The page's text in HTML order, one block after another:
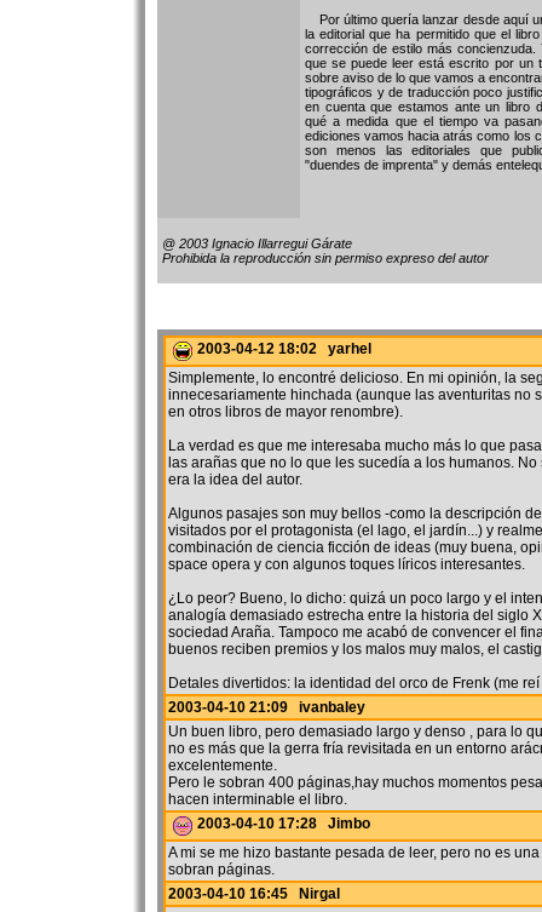
Por último quería lanzar desde aquí
la editorial que ha permitido que el
corrección de estilo más concienzuda.
que se puede leer está escrito por un
sobre aviso de lo que vamos a
tipográficos y de traducción poco
en cuenta que estamos ante un libro
qué a medida que el tiempo va
ediciones vamos hacia atrás como los
son menos las editoriales que
"duendes de imprenta" y demás
@ 2003 Ignacio Illarregui Gárate
Prohibida la reproducción sin permiso expreso del autor
2003-04-12 18:02 yarhel
Simplemente, lo encontré delicioso. En mi opinión, la
innecesariamente hinchada (aunque las aventuritas no
en otros libros de mayor renombre).
La verdad es que me interesaba mucho más lo que
las arañas que no lo que les sucedía a los humanos.
era la idea del autor.
Algunos pasajes son muy bellos -como la descripción
visitados por el protagonista (el lago, el jardín...) y
combinación de ciencia ficción de ideas (muy buena,
space opera y con algunos toques líricos interesantes.
¿Lo peor? Bueno, lo dicho: quizá un poco largo y el
analogía demasiado estrecha entre la historia del siglo
sociedad Araña. Tampoco me acabó de convencer el
buenos reciben premios y los malos muy malos, el
Detales divertidos: la identidad del orco de Frenk (me
2003-04-10 21:09 ivanbaley
Un buen libro, pero demasiado largo y denso , para lo
no es más que la gerra fría revisitada en un entorno
excelentemente.
Pero le sobran 400 páginas,hay muchos momentos
hacen interminable el libro.
2003-04-10 17:28 Jimbo
A mi se me hizo bastante pesada de leer, pero no es
sobran páginas.
2003-04-10 16:45 Nirgal